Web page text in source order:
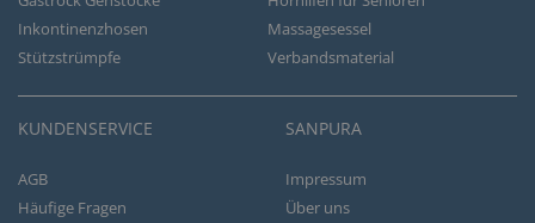
Inkontinenzhosen
Massagesessel
Stützstrümpfe
Verbandsmaterial
KUNDENSERVICE
AGB
Häufige Fragen
SANPURA
Impressum
Über uns